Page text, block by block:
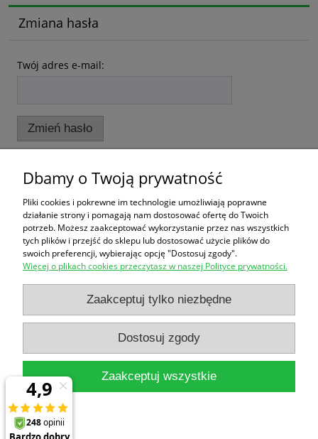
Zmiana hasła
Twój adres e-mail:
Zmień hasło
Zakupy
Pomoc
Moje konto
Informacje
Dbamy o Twoją prywatność
Pliki cookies i pokrewne im technologie umożliwiają poprawne
działanie strony i pomagają nam dostosować ofertę do Twoich
potrzeb. Możesz zaakceptować wykorzystanie przez nas wszystkich
tych plików i przejść do sklepu lub dostosować użycie plików do
swoich preferencji, wybierając opcję "Dostosuj zgody".
Więcej o plikach cookies przeczytasz w naszej Polityce prywatności.
Zaakceptuj tylko niezbędne
Dostosuj zgody
Zaakceptuj wszystkie